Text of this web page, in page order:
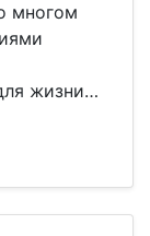
многом
жизни
мозга